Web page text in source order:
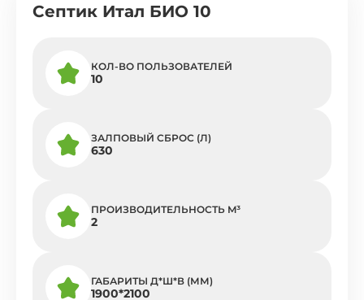
Септик Итал БИО 10
КОЛ-ВО ПОЛЬЗОВАТЕЛЕЙ
10
ЗАЛПОВЫЙ СБРОС (Л)
630
ПРОИЗВОДИТЕЛЬНОСТЬ M³
2
ГАБАРИТЫ Д*Ш*В (ММ)
1900*2100